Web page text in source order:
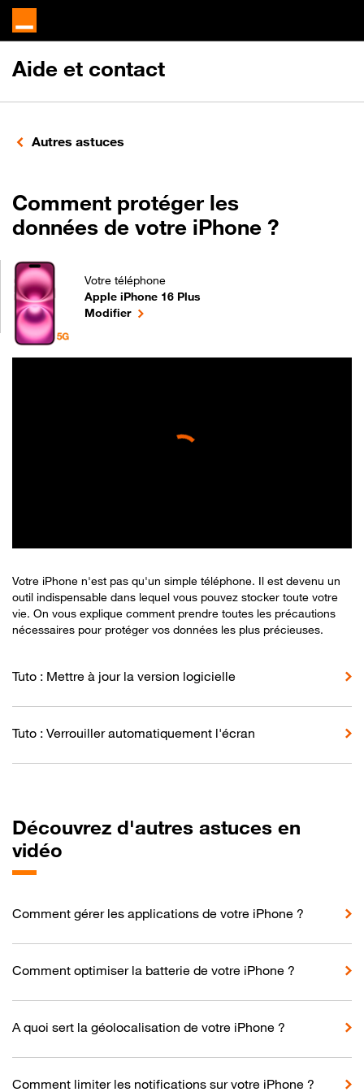
Aide et contact
Autres astuces
Comment protéger les
données de votre iPhone ?
Votre téléphone
Apple iPhone 16 Plus
Comment protéger les données de votre iPhone ?
Modifierle téléphone sélectionné
Votre iPhone n'est pas qu'un simple téléphone. Il est devenu un
outil indispensable dans lequel vous pouvez stocker toute votre
vie. On vous explique comment prendre toutes les précautions
nécessaires pour protéger vos données les plus précieuses.
Tuto : Mettre à jour la version logicielle
Tuto : Verrouiller automatiquement l'écran
Découvrez d'autres astuces en
vidéo
Comment gérer les applications de votre iPhone ?
Comment optimiser la batterie de votre iPhone ?
A quoi sert la géolocalisation de votre iPhone ?
Comment limiter les notifications sur votre iPhone ?